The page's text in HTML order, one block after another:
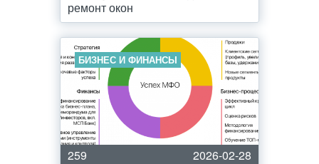
ремонт окон
БИЗНЕС И ФИНАНСЫ
259
2026-02-28